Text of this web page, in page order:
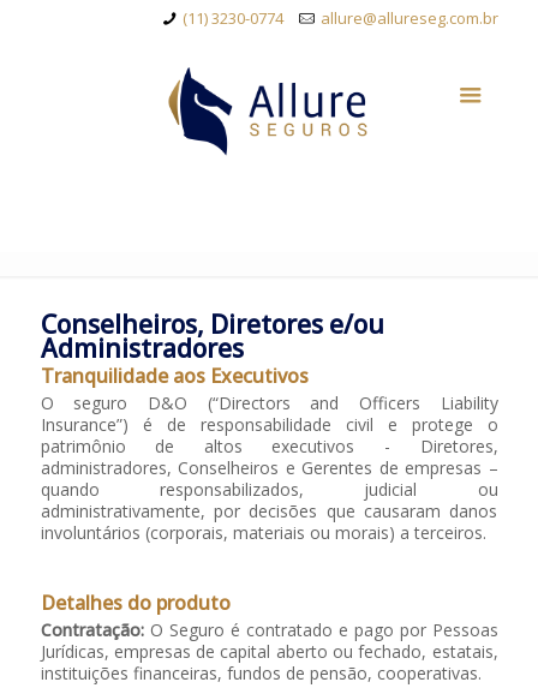
(11) 3230-0774 allure@allureseg.com.br
Conselheiros, Diretores e/ou
Administradores
Tranquilidade aos Executivos
O seguro D&O (“Directors and Officers Liability
Insurance”) é de responsabilidade civil e protege o
patrimônio de altos executivos - Diretores,
administradores, Conselheiros e Gerentes de empresas –
quando responsabilizados, judicial ou
administrativamente, por decisões que causaram danos
involuntários (corporais, materiais ou morais) a terceiros.
Detalhes do produto
Contratação:O Seguro é contratado e pago por Pessoas
Jurídicas, empresas de capital aberto ou fechado, estatais,
instituições financeiras, fundos de pensão, cooperativas.